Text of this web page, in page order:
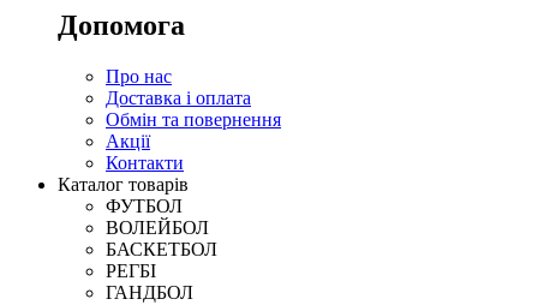
Допомога
Про нас
Доставка і оплата
Обмін та повернення
Акції
Контакти
Каталог товарів
ФУТБОЛ
ВОЛЕЙБОЛ
БАСКЕТБОЛ
РЕГБІ
ГАНДБОЛ